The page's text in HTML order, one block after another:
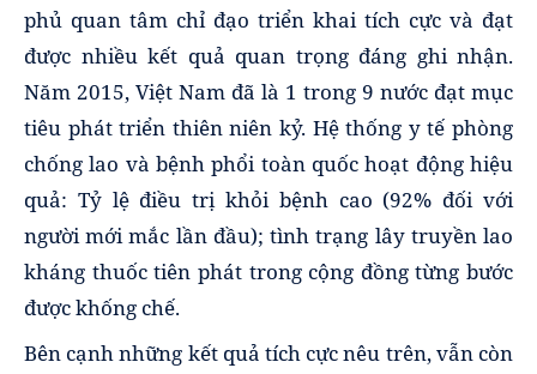
phủ quan tâm chỉ đạo triển khai tích cực và đạt
được nhiều kết quả quan trọng đáng ghi nhận.
Năm 2015, Việt Nam đã là 1 trong 9 nước đạt mục
tiêu phát triển thiên niên kỷ. Hệ thống y tế phòng
chống lao và bệnh phổi toàn quốc hoạt động hiệu
quả: Tỷ lệ điều trị khỏi bệnh cao (92% đối với
người mới mắc lần đầu); tình trạng lây truyền lao
kháng thuốc tiên phát trong cộng đồng từng bước
được khống chế.
Bên cạnh những kết quả tích cực nêu trên, vẫn còn